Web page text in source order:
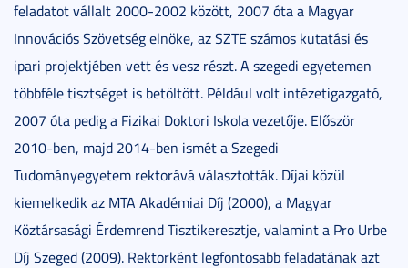
feladatot vállalt 2000-2002 között, 2007 óta a Magyar
Innovációs Szövetség elnöke, az SZTE számos kutatási és
ipari projektjében vett és vesz részt. A szegedi egyetemen
többféle tisztséget is betöltött. Például volt intézetigazgató,
2007 óta pedig a Fizikai Doktori Iskola vezetője. Először
2010-ben, majd 2014-ben ismét a Szegedi
Tudományegyetem rektorává választották. Díjai közül
kiemelkedik az MTA Akadémiai Díj (2000), a Magyar
Köztársasági Érdemrend Tisztikeresztje, valamint a Pro Urbe
Díj Szeged (2009). Rektorként legfontosabb feladatának azt